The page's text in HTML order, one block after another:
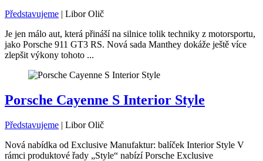
Představujeme | Libor Olič
Je jen málo aut, která přináší na silnice tolik techniky z motorsportu,
jako Porsche 911 GT3 RS. Nová sada Manthey dokáže ještě více
zlepšit výkony tohoto ...
Porsche Cayenne S Interior Style
Představujeme | Libor Olič
Nová nabídka od Exclusive Manufaktur: balíček Interior Style V
rámci produktové řady „Style“ nabízí Porsche Exclusive